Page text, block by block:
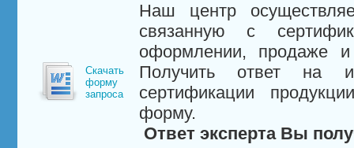
Скачать
форму
запроса
Наш центр
связанную с
оформлении, продаже и
Получить ответ на
сертификации
форму.
Ответ эксперта Вы